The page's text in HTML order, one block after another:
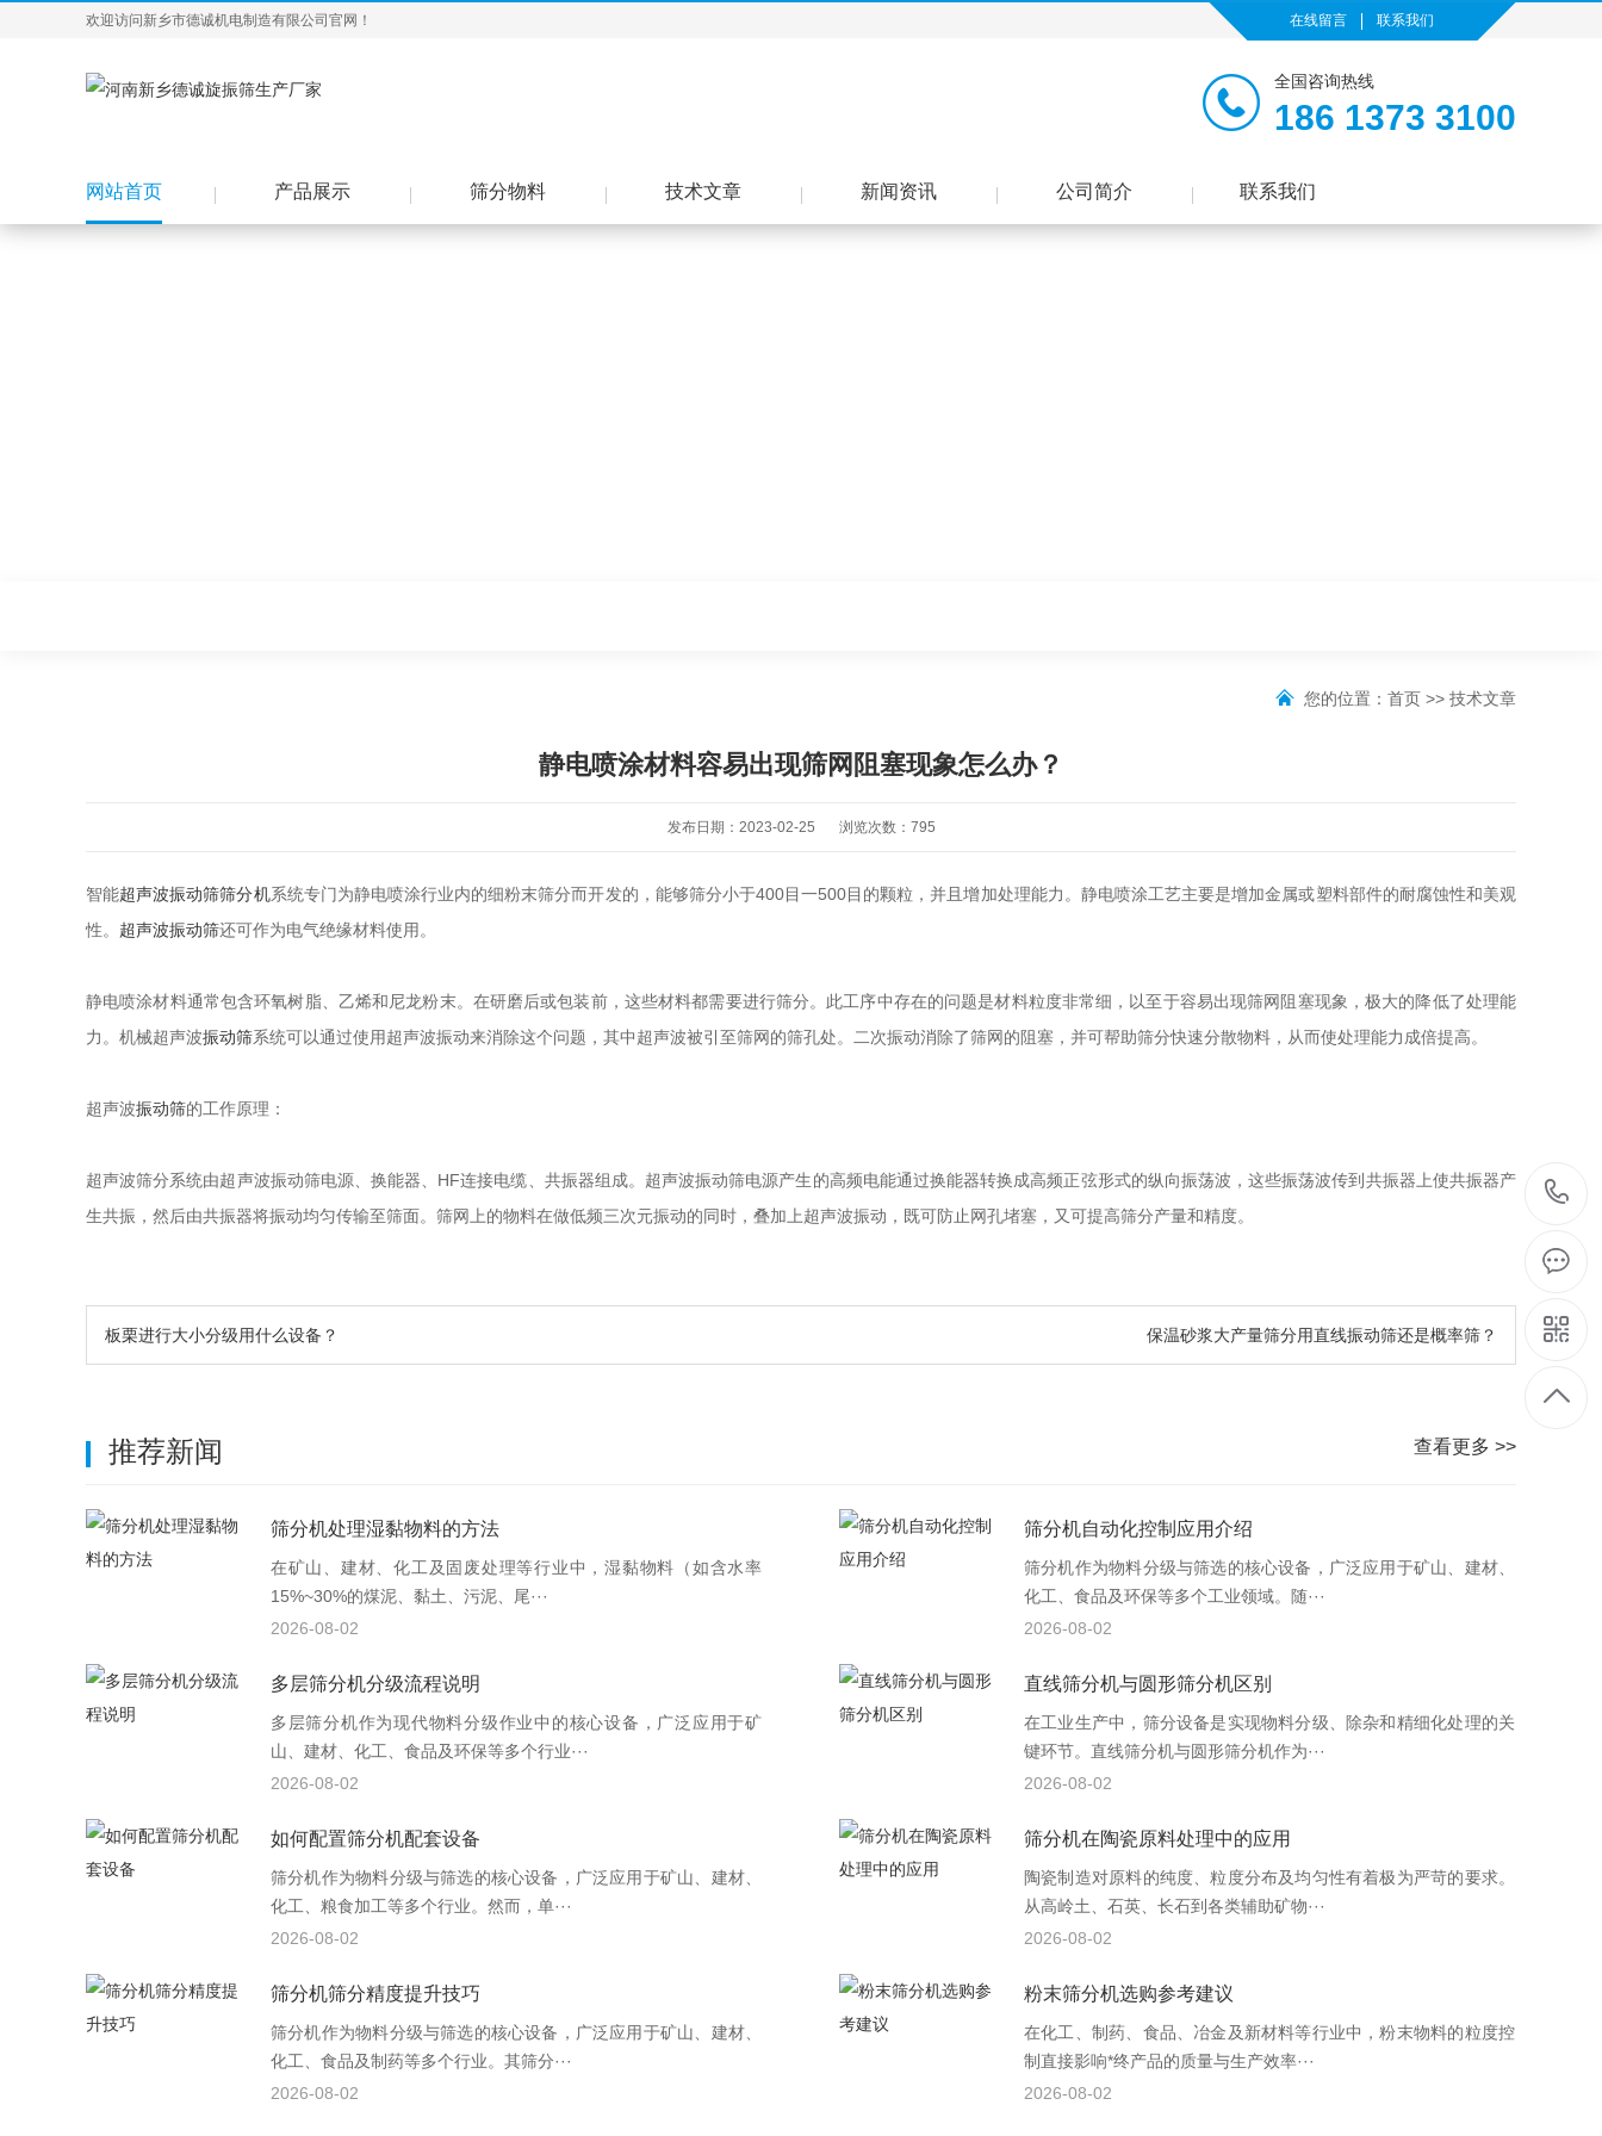
欢迎访问新乡市德诚机电制造有限公司官网！ 在线留言 联系我们
全国咨询热线
186 1373 3100
网站首页 产品展示 筛分物料 技术文章 新闻资讯 公司简介 联系我们
您的位置： 首页 >> 技术文章
静电喷涂材料容易出现筛网阻塞现象怎么办？
发布日期：2023-02-25 浏览次数：795
智能超声波振动筛筛分机系统专门为静电喷涂行业内的细粉末筛分而开发的，能够筛分小于400目一500目的颗粒，并且增加处理能力。静电喷涂工艺主要是增加金属或塑料部件的耐腐蚀性和美观
性。 超声波振动筛还可作为电气绝缘材料使用。
静电喷涂材料通常包含环氧树脂、乙烯和尼龙粉末。在研磨后或包装前，这些材料都需要进行筛分。此工序中存在的问题是材料粒度非常细，以至于容易出现筛网阻塞现象，极大的降低了处理能
力。机械超声波振动筛系统可以通过使用超声波振动来消除这个问题，其中超声波被引至筛网的筛孔处。二次振动消除了筛网的阻塞，并可帮助筛分快速分散物料，从而使处理能力成倍提高。
超声波振动筛的工作原理：
超声波筛分系统由超声波振动筛电源、换能器、HF连接电缆、共振器组成。超声波振动筛电源产生的高频电能通过换能器转换成高频正弦形式的纵向振荡波，这些振荡波传到共振器上使共振器产
生共振，然后由共振器将振动均匀传输至筛面。筛网上的物料在做低频三次元振动的同时，叠加上超声波振动，既可防止网孔堵塞，又可提高筛分产量和精度。
板栗进行大小分级用什么设备？ 保温砂浆大产量筛分用直线振动筛还是概率筛？
查看更多 >>
推荐新闻
筛分机处理湿黏物料的方法
在矿山、建材、化工及固废处理等行业中，湿黏物料（如含水率
15%~30%的煤泥、黏土、污泥、尾···
2026-08-02
筛分机自动化控制应用介绍
筛分机作为物料分级与筛选的核心设备，广泛应用于矿山、建材、
化工、食品及环保等多个工业领域。随···
2026-08-02
多层筛分机分级流程说明
多层筛分机作为现代物料分级作业中的核心设备，广泛应用于矿
山、建材、化工、食品及环保等多个行业···
2026-08-02
直线筛分机与圆形筛分机区别
在工业生产中，筛分设备是实现物料分级、除杂和精细化处理的关
键环节。直线筛分机与圆形筛分机作为···
2026-08-02
如何配置筛分机配套设备
筛分机作为物料分级与筛选的核心设备，广泛应用于矿山、建材、
化工、粮食加工等多个行业。然而，单···
2026-08-02
筛分机在陶瓷原料处理中的应用
陶瓷制造对原料的纯度、粒度分布及均匀性有着极为严苛的要求。
从高岭土、石英、长石到各类辅助矿物···
2026-08-02
筛分机筛分精度提升技巧
筛分机作为物料分级与筛选的核心设备，广泛应用于矿山、建材、
化工、食品及制药等多个行业。其筛分···
2026-08-02
粉末筛分机选购参考建议
在化工、制药、食品、冶金及新材料等行业中，粉末物料的粒度控
制直接影响*终产品的质量与生产效率···
2026-08-02